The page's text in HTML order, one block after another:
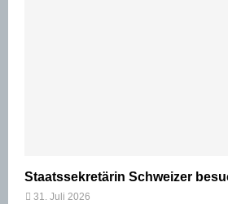
Staatssekretärin Schweizer
31. Juli 2026